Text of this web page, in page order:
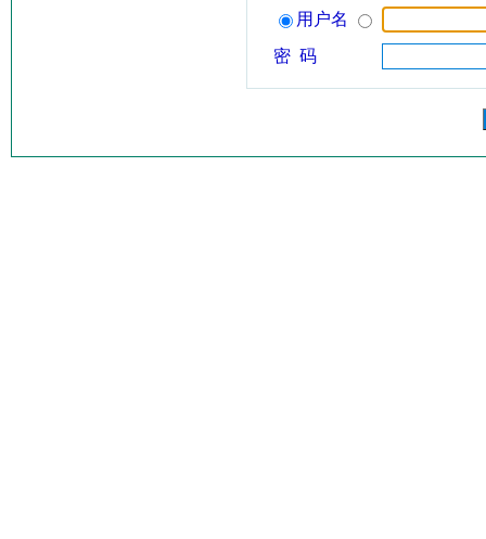
用户名
密 码